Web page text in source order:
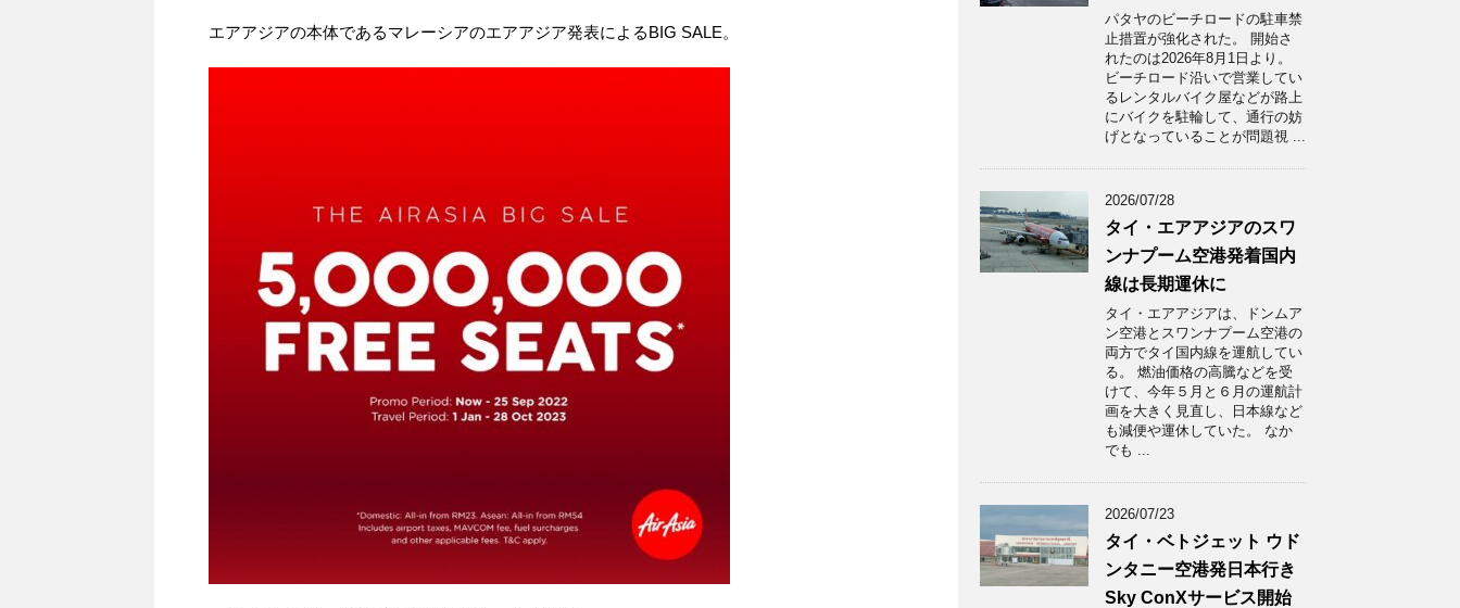
エアアジアの本体であるマレーシアのエアアジア発表によるBIG SALE。
パタヤのビーチロードの駐車禁
止措置が強化された。 開始さ
れたのは2026年8月1日より。
ビーチロード沿いで営業してい
るレンタルバイク屋などが路上
にバイクを駐輪して、通行の妨
げとなっていることが問題視 ...
2026/07/28
タイ・エアアジアのスワ
ンナプーム空港発着国内
線は長期運休に
タイ・エアアジアは、ドンムア
ン空港とスワンナプーム空港の
両方でタイ国内線を運航してい
る。 燃油価格の高騰などを受
けて、今年５月と６月の運航計
画を大きく見直し、日本線など
も減便や運休していた。 なか
でも ...
2026/07/23
タイ・ベトジェット ウド
ンタニー空港発日本行き
Sky ConXサービス開始